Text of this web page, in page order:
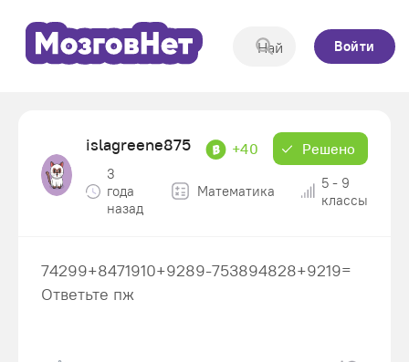
Войти
islagreene875 +40 Решено
3
года
назад
Математика
5 - 9
классы
74299+8471910+9289-753894828+9219=
Ответьте пж